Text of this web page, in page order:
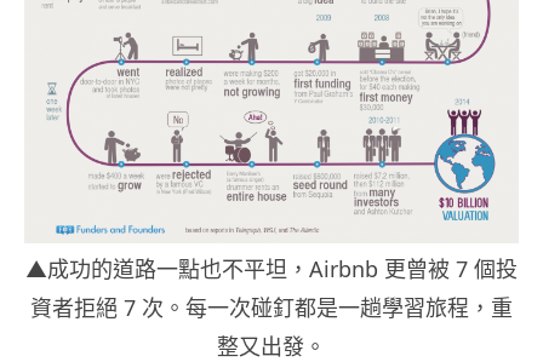
▲成功的道路一點也不平坦，Airbnb 更曾被 7 個投
資者拒絕 7 次。每一次碰釘都是一趟學習旅程，重
整又出發。